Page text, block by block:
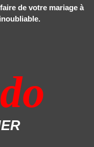
de votre mariage à